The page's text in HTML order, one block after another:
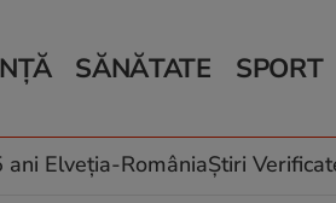
climatice
SĂNĂTATE
Relații
Rețete culinare
SPORT
ani Elveția-RomâniaȘtiri